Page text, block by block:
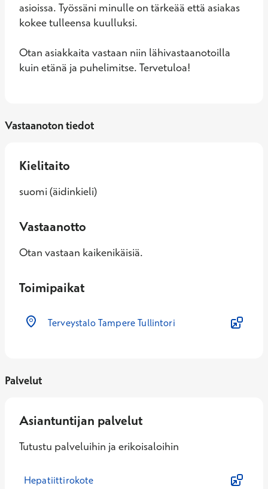
asioissa. Työssäni minulle on tärkeää että asiakas
kokee tulleensa kuulluksi.
Otan asiakkaita vastaan niin lähivastaanotoilla
kuin etänä ja puhelimitse. Tervetuloa!
Vastaanoton tiedot
Kielitaito
suomi (äidinkieli)
Vastaanotto
Otan vastaan kaikenikäisiä.
Toimipaikat
Terveystalo Tampere Tullintori
Palvelut
Asiantuntijan palvelut
Tutustu palveluihin ja erikoisaloihin
Hepatiittirokote